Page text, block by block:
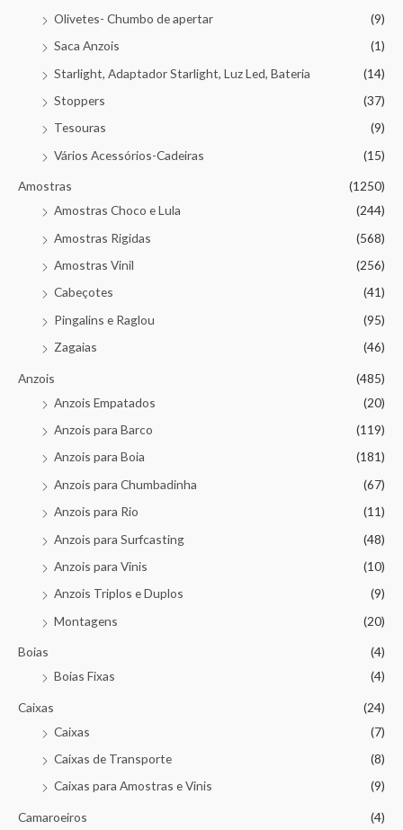
Olivetes- Chumbo de apertar
(9)
Saca Anzois
(1)
Starlight, Adaptador Starlight, Luz Led, Bateria
(14)
Stoppers
(37)
Tesouras
(9)
Vários Acessórios-Cadeiras
(15)
Amostras
(1250)
Amostras Choco e Lula
(244)
Amostras Rigidas
(568)
Amostras Vinil
(256)
Cabeçotes
(41)
Pingalins e Raglou
(95)
Zagaias
(46)
Anzois
(485)
Anzois Empatados
(20)
Anzois para Barco
(119)
Anzois para Boia
(181)
Anzois para Chumbadinha
(67)
Anzois para Rio
(11)
Anzois para Surfcasting
(48)
Anzois para Vinis
(10)
Anzois Triplos e Duplos
(9)
Montagens
(20)
Boias
(4)
Boias Fixas
(4)
Caixas
(24)
Caixas
(7)
Caixas de Transporte
(8)
Caixas para Amostras e Vinis
(9)
Camaroeiros (4)